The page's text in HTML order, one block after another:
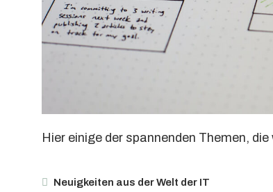
Hier einige der spannenden Themen,
Neuigkeiten aus der Welt der IT